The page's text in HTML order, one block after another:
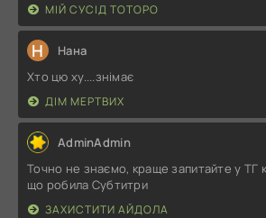
МІЙ СУСІД ТОТОРО
Н Нана
Хто цю ху....знімає
ДІМ МЕРТВИХ
AdminAdmin
Точно не знаємо, краще запитайте у ТГ
що робила Субтитри
ЗАХИСТИТИ АЙДОЛА